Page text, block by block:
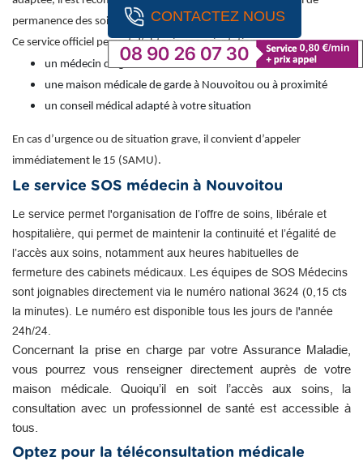
CONTACTEZ NOUS
permanence des soins : 116 117 (appel gratuit).
Ce service officiel permet d’obtenir une orientation vers :
un médecin de garde
une maison médicale de garde à Nouvoitou ou à proximité
un conseil médical adapté à votre situation
En cas d’urgence ou de situation grave, il convient d’appeler
immédiatement le 15 (SAMU).
Le service SOS médecin à Nouvoitou
Le service permet l'organisation de l’offre de soins, libérale et
hospitalière, qui permet de maintenir la continuité et l’égalité de
l’accès aux soins, notamment aux heures habituelles de
fermeture des cabinets médicaux. Les équipes de SOS Médecins
sont joignables directement via le numéro national 3624 (0,15 cts
la minutes). Le numéro est disponible tous les jours de l'année
24h/24.
Concernant la prise en charge par votre Assurance Maladie,
vous pourrez vous renseigner directement auprès de votre
maison médicale. Quoiqu’il en soit l’accès aux soins, la
consultation avec un professionnel de santé est accessible à
tous.
Optez pour la téléconsultation médicale